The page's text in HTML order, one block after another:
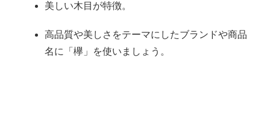
美しい木目が特徴。
高品質や美しさをテーマにしたブランドや商品
名に「欅」を使いましょう。